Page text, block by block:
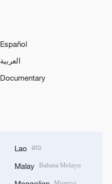
Español
العربية
Documentary
Lao ລາວ
Malay Bahasa Melayu